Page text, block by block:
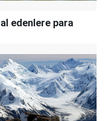
edenlere para